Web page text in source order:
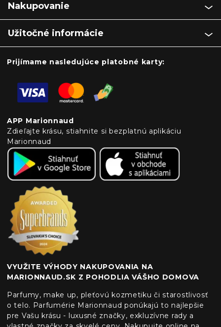
Nakupovanie
Užitočné informácie
Prijímame nasledujúce platobné karty:
APP Marionnaud
Zdieľajte krásu, stiahnite si bezplatnú aplikáciu
Marionnaud
VYUŽITE VÝHODY NAKUPOVANIA NA
MARIONNAUD.SK Z POHODLIA VÁŠHO DOMOVA
Parfumy, make up, pleťovú kozmetiku či starostlivosť
o telo. Parfumérie Marionnaud ponúkajú to najlepšie
pre Vašu krásu - luxusné značky, exkluzívne rady a